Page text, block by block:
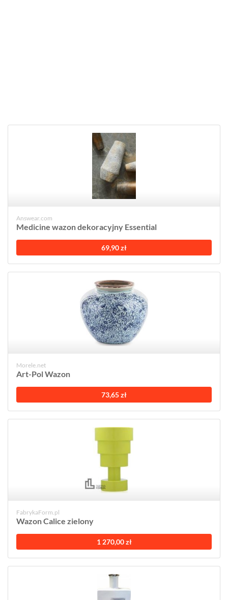
Answear.com
Medicine wazon dekoracyjny Essential
69,90 zł
Morele.net
Art-Pol Wazon
73,65 zł
FabrykaForm.pl
Wazon Calice zielony
1 270,00 zł